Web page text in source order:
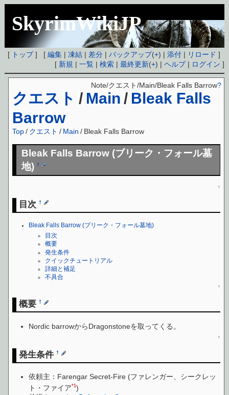
SkyrimWikiJP
[ トップ] [編集 |凍結 | 差分 |バックアップ(+) |添付 | リロード ]
[ 新規 |一覧 |検索 |最終更新(+) |ヘルプ| ログイン ]
クエスト / Main / Bleak Falls
Barrow
Note/クエスト/Main/Bleak Falls Barrow?
Top / クエスト / Main / Bleak Falls Barrow
Bleak Falls Barrow (ブリーク・フォール墓
地)†
↑
目次†
Bleak Falls Barrow (ブリーク・フォール墓地)
目次
概要
発生条件
クイックチュートリアル
詳細と補足
不具合
↑
概要†
Nordic barrowからDragonstoneを取ってくる。
↑
発生条件†
依頼主：Farengar Secret-Fire (ファレンガー、シークレッ
ト・ファイア*1)